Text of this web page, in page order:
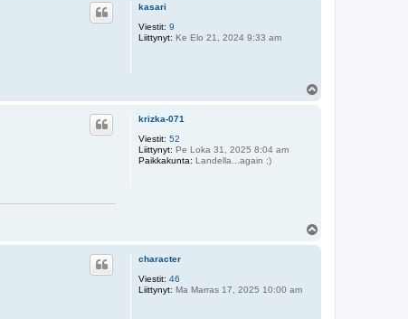
kasari
Viestit: 9
Liittynyt: Ke Elo 21, 2024 9:33 am
krizka-071
Viestit: 52
Liittynyt: Pe Loka 31, 2025 8:04 am
Paikkakunta: Landella...again ;)
character
Viestit: 46
Liittynyt: Ma Marras 17, 2025 10:00 am